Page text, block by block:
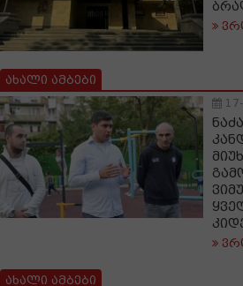
ახალი ამბები
ახალი ამბები